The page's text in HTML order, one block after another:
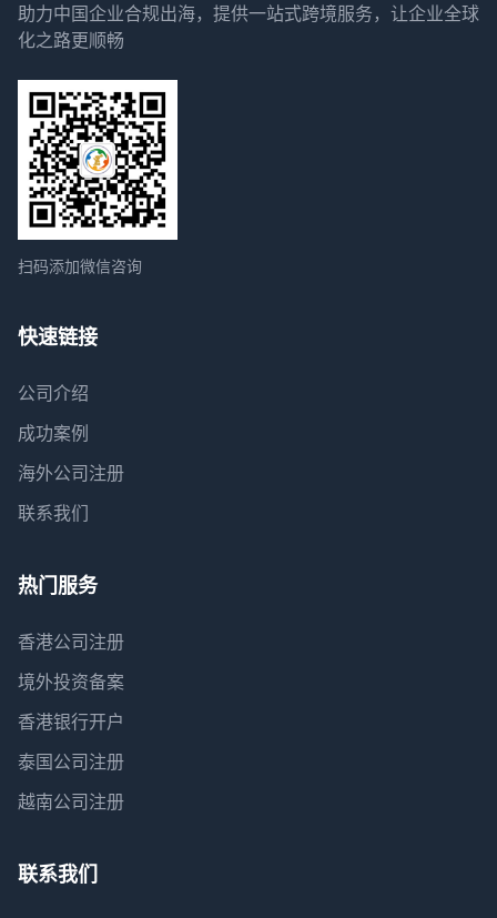
助力中国企业合规出海，提供一站式跨境服务，让企业全球
化之路更顺畅
扫码添加微信咨询
快速链接
公司介绍
成功案例
海外公司注册
联系我们
热门服务
香港公司注册
境外投资备案
香港银行开户
泰国公司注册
越南公司注册
联系我们